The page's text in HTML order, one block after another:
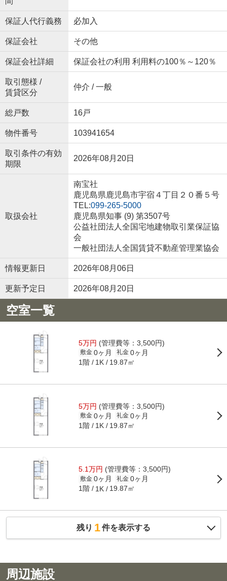
保証人代行義務 必加入
保証会社 その他
保証会社詳細 保証会社の利用 利用料の100％～120％
取引態様 /
賃貸区分
仲介 / 一般
総戸数 16戸
物件番号 103941654
取引条件の有効
期限
2026年08月20日
取扱会社
南宝社
鹿児島県鹿児島市宇宿４丁目２０番５号
TEL:099-265-5000
鹿児島県知事 (9) 第3507号
公益社団法人全国宅地建物取引業保証協
会
一般社団法人全国賃貸不動産管理業協会
情報更新日 2026年08月06日
更新予定日 2026年08月20日
空室一覧
5万円 (管理費等：3,500円)
敷金 0ヶ月 礼金 0ヶ月
1階 1K 19.87㎡
5万円 (管理費等：3,500円)
敷金 0ヶ月 礼金 0ヶ月
1階 1K 19.87㎡
5.1万円 (管理費等：3,500円)
敷金 0ヶ月 礼金 0ヶ月
1階 1K 19.87㎡
残り 1件を表示する
周辺施設